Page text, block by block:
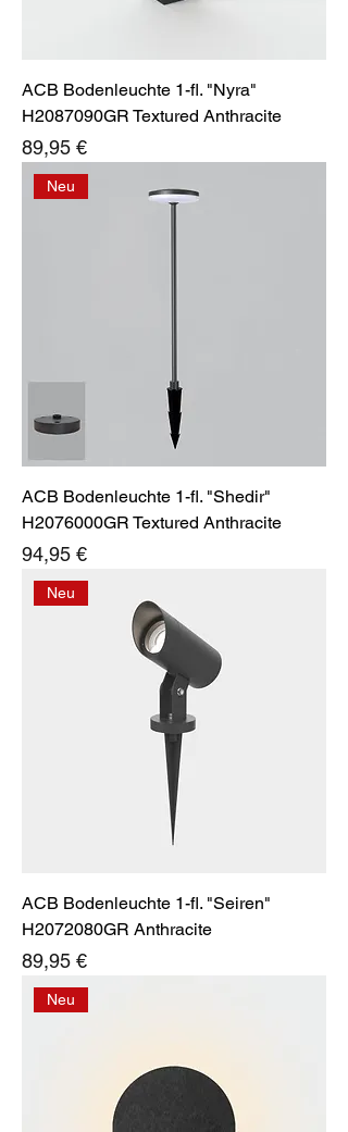
ACB Bodenleuchte 1-fl. "Nyra"
H2087090GR Textured Anthracite
Preis
89,95 €
Neu
ACB Bodenleuchte 1-fl. "Shedir"
H2076000GR Textured Anthracite
Preis
94,95 €
Neu
ACB Bodenleuchte 1-fl. "Seiren"
H2072080GR Anthracite
Preis
89,95 €
Neu